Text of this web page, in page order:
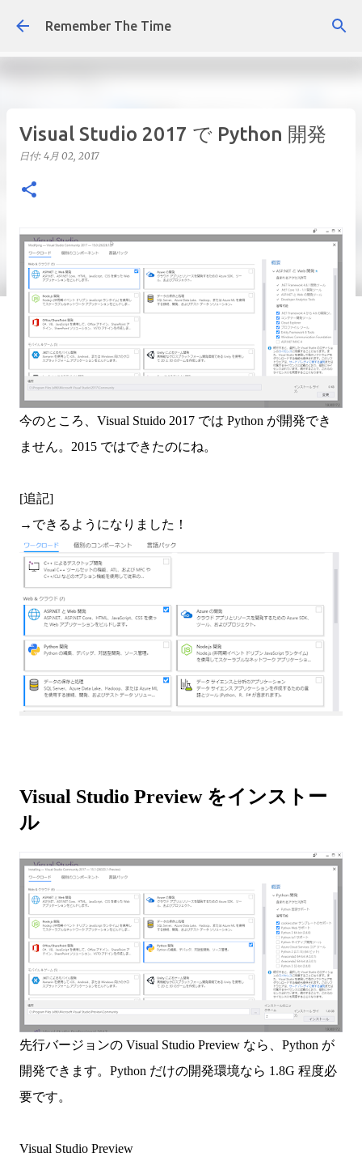
スキップしてメイン コンテンツに移動
Remember The Time
Visual Studio 2017 で Python 開発
日付: 4月 02, 2017
今のところ、Visual Stuido 2017 では Python が開発でき
ません。2015 ではできたのにね。
[追記]
→できるようになりました！
Visual Studio Preview をインストー
ル
先行バージョンの Visual Studio Preview なら、Python が
開発できます。Python だけの開発環境なら 1.8G 程度必
要です。
Visual Studio Preview